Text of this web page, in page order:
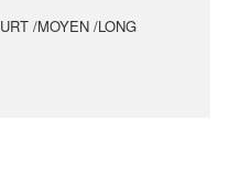
/MOYEN /LONG